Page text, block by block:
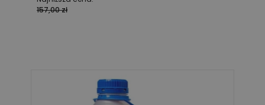
157,00 zł